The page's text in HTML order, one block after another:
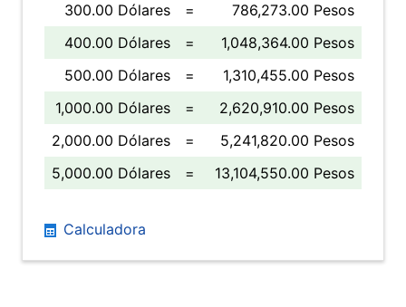
300.00 Dólares
=
786,273.00 Pesos
400.00 Dólares
=
1,048,364.00 Pesos
500.00 Dólares
=
1,310,455.00 Pesos
1,000.00 Dólares
=
2,620,910.00 Pesos
2,000.00 Dólares
=
5,241,820.00 Pesos
5,000.00 Dólares
= 13,104,550.00 Pesos
Calculadora